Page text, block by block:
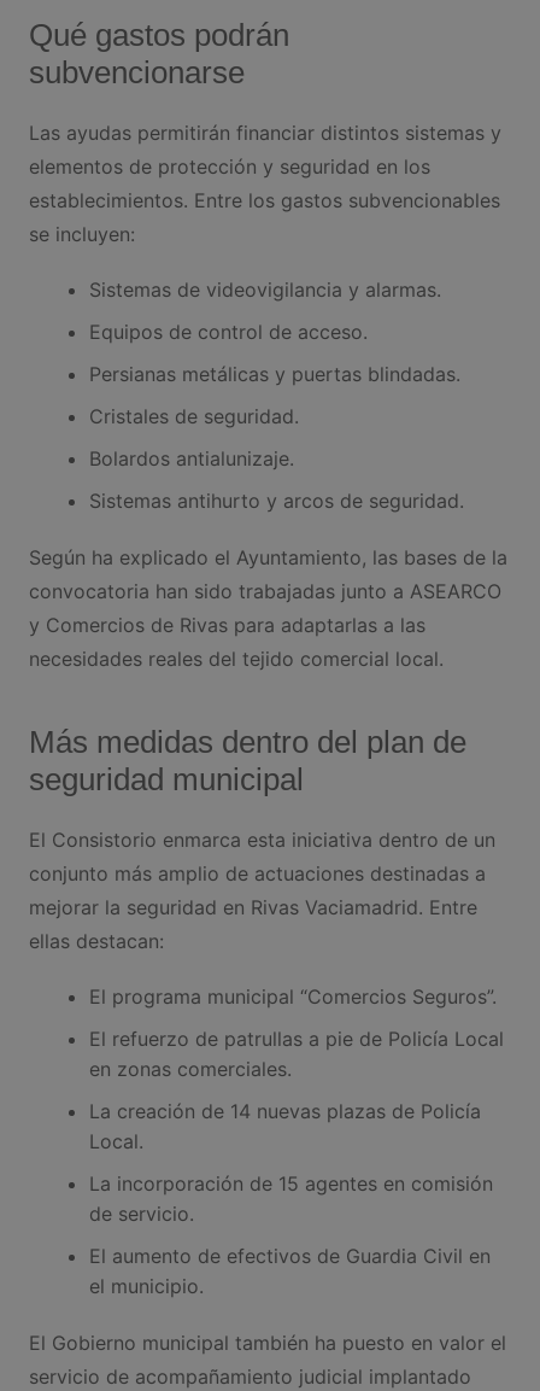
Qué gastos podrán
subvencionarse
Las ayudas permitirán financiar distintos sistemas y
elementos de protección y seguridad en los
establecimientos. Entre los gastos subvencionables
se incluyen:
Sistemas de videovigilancia y alarmas.
Equipos de control de acceso.
Persianas metálicas y puertas blindadas.
Cristales de seguridad.
Bolardos antialunizaje.
Sistemas antihurto y arcos de seguridad.
Según ha explicado el Ayuntamiento, las bases de la
convocatoria han sido trabajadas junto a ASEARCO
y Comercios de Rivas para adaptarlas a las
necesidades reales del tejido comercial local.
Más medidas dentro del plan de
seguridad municipal
El Consistorio enmarca esta iniciativa dentro de un
conjunto más amplio de actuaciones destinadas a
mejorar la seguridad en Rivas Vaciamadrid. Entre
ellas destacan:
El programa municipal “Comercios Seguros”.
El refuerzo de patrullas a pie de Policía Local
en zonas comerciales.
La creación de 14 nuevas plazas de Policía
Local.
La incorporación de 15 agentes en comisión
de servicio.
El aumento de efectivos de Guardia Civil en
el municipio.
El Gobierno municipal también ha puesto en valor el
servicio de acompañamiento judicial implantado